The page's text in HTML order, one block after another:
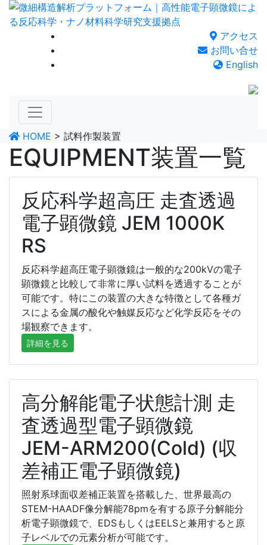
Skip
アクセス
お問い合せ
English
HOME > 試料作製装置
EQUIPMENT装置一覧
反応科学超高圧 走査透過
電子顕微鏡 JEM 1000K
RS
反応科学超高圧電子顕微鏡は一般的な200kVの電子
顕微鏡と比較して非常に厚い試料を透過することが
可能です。特にこの装置の大きな特徴として各種ガ
スによる金属の酸化や触媒反応など化学反応をその
場観察できます。
詳細を見る
高分解能電子状態計測 走
査透過型電子顕微鏡
JEM-ARM200(Cold) (収
差補正電子顕微鏡)
照射系球面収差補正装置を搭載した、世界最高の
STEM-HAADF像分解能78pmを有する原子分解能分
析電子顕微鏡で、EDSもしくはEELSと兼用すると原
子レベルでの元素分析が可能です。